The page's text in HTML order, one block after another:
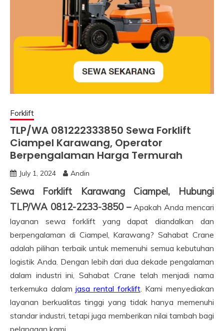
Forklift
TLP/WA 081222333850 Sewa Forklift
Ciampel Karawang, Operator
Berpengalaman Harga Termurah
July 1, 2024 Andin
Sewa Forklift Karawang Ciampel, Hubungi
TLP/WA 0812-2233-3850 –Apakah Anda mencari
layanan sewa forklift yang dapat diandalkan dan
berpengalaman di Ciampel, Karawang? Sahabat Crane
adalah pilihan terbaik untuk memenuhi semua kebutuhan
logistik Anda. Dengan lebih dari dua dekade pengalaman
dalam industri ini, Sahabat Crane telah menjadi nama
terkemuka dalamjasa rental forklift. Kami menyediakan
layanan berkualitas tinggi yang tidak hanya memenuhi
standar industri, tetapi juga memberikan nilai tambah bagi
pelanggan kami.